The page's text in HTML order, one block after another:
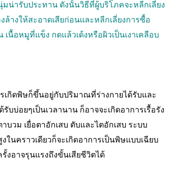
มน่ารับประทาน ดังนั้นวิธีที่ผู้บริโภคจะหลีกเลี่ยง
างให้สะอาดเสียก่อนและหลีกเลี่ยงการซื้อ
นื้อหมูที่แข็ง กดแล้วเด้งหรือผิวเป็นเงาเคลือบ
เกิดพิษก็ขึ้นอยู่กับปริมาณที่ร่างกายได้รับและ
บ่อยๆเป็นเวลานาน ก็อาจจะเกิดอาการเรื้อรัง
วม เยื่อตาอักเสบ ตับและไตอักเสบ ระบบ
นคราวเดียวก็จะเกิดอาการเป็นพิษแบบเฉียบ
งอาจรุนแรงถึงขั้นเสียชีวิตได้